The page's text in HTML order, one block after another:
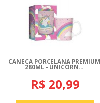
CANECA PORCELANA PREMIUM
280ML - UNICÓRN...
R$ 20,99